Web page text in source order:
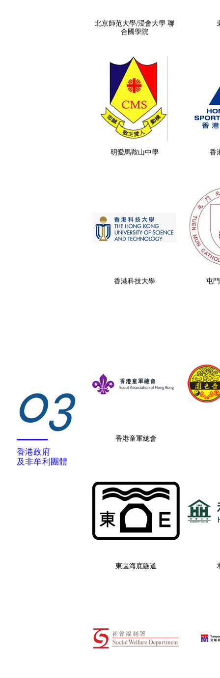
北京師范大學/浸會大學 聯
合國學院
明愛馬鞍山中學 香
香港科技大學 屯
香港童軍總會
東區海底隧道
03
香港政府
及非牟利團體